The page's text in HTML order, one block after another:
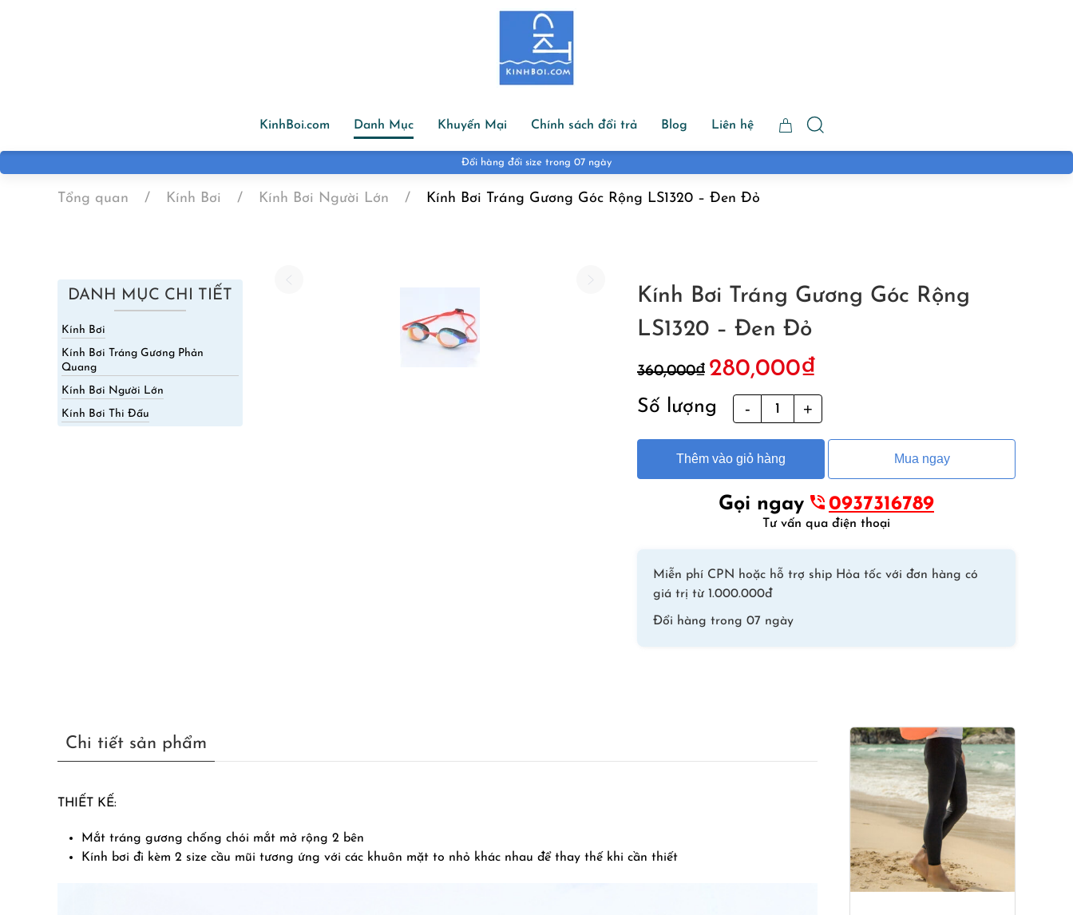
KinhBoi.com Danh Mục Khuyến Mại Chính sách đổi trả Blog Liên hệ
Đổi hàng đổi size trong 07 ngày
Tổng quan Kính Bơi Kính Bơi Người Lớn Kính Bơi Tráng Gương Góc Rộng LS1320 – Đen Đỏ
DANH MỤC CHI TIẾT
Kính Bơi
Kính Bơi Tráng Gương Phản
Quang
Kính Bơi Người Lớn
Kính Bơi Thi Đấu
Kính Bơi Tráng Gương Góc Rộng
LS1320 – Đen Đỏ
360,000₫ gốc
360,000₫.
280,000₫
tại
Số lượng
Bơi
Tráng
Gương
Góc
Rộng
LS1320
Đỏ
số
lượng
Thêm vào giỏ hàng Mua ngay
Gọi ngay 0937316789
Tư vấn qua điện thoại
Miễn phí CPN hoặc hỗ trợ ship Hỏa tốc với đơn hàng có
giá trị từ 1.000.000đ
Đổi hàng trong 07 ngày
Chi tiết sản phẩm
THIẾT KẾ:
Mắt tráng gương chống chói mắt mở rộng 2 bên
Kính bơi đi kèm 2 size cầu mũi tương ứng với các khuôn mặt to nhỏ khác nhau để thay thế khi cần thiết